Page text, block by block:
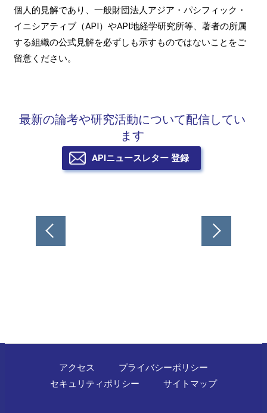
個人的見解であり、一般財団法人アジア・パシフィック・
イニシアティブ（API）やAPI地経学研究所等、著者の所属
する組織の公式見解を必ずしも示すものではないことをご
留意ください。
最新の論考や研究活動について配信してい
ます
APIニュースレター 登録
アクセス
プライバシーポリシー
セキュリティポリシー
サイトマップ